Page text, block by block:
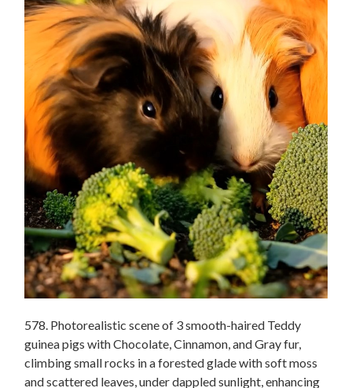
578. Photorealistic scene of 3 smooth-haired Teddy
guinea pigs with Chocolate, Cinnamon, and Gray fur,
climbing small rocks in a forested glade with soft moss
and scattered leaves, under dappled sunlight, enhancing